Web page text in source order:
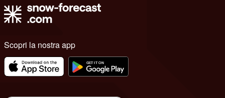
Scopri la nostra app